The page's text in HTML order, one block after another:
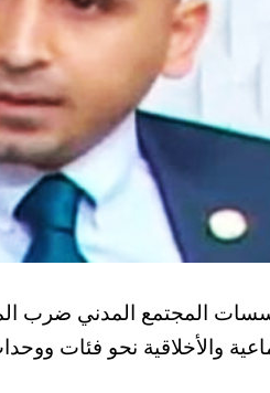
المجتمع المدني ضرب
والأخلاقية نحو فئات